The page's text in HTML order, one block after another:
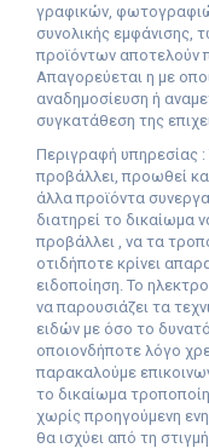
γραφικών,
συνολικής εμφάνισης,
προϊόντων αποτελούν
Απαγορεύεται η με
αναδημοσίευση ή
συγκατάθεση της
Περιγραφή υπηρεσίας
προβάλλει, προωθεί
άλλα προϊόντα
διατηρεί το δικαίωμα
προβάλλει , να τα
οτιδήποτε κρίνει
ειδοποίηση. Το
να παρουσιάζει τα
ειδών με όσο το
οποιονδήποτε λόγο
παρακαλούμε
το δικαίωμα
χωρίς προηγούμενη
θα ισχύει από τη